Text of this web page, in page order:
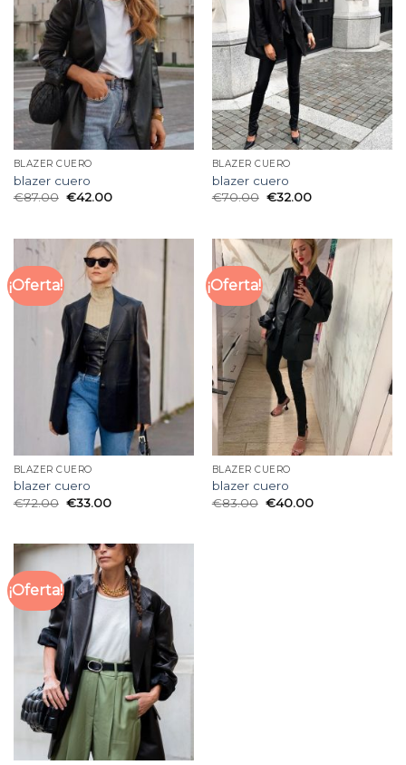
BLAZER CUERO
blazer cuero
€87.00 €42.00
BLAZER CUERO
blazer cuero
€70.00 €32.00
¡Oferta!
BLAZER CUERO
blazer cuero
€72.00 €33.00
¡Oferta!
BLAZER CUERO
blazer cuero
€83.00 €40.00
¡Oferta!